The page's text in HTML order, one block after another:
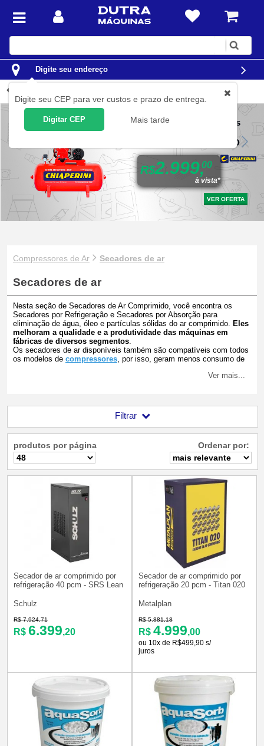
Digite
Digite seu endereço
Digite seu CEP para ver custos e prazo de entrega.
Digitar CEP Mais tarde
Compressor de ar 10 pés
monofásico - 10/110 RED
R$2.999,00
à vista*
VER OFERTA
Compressores de Ar Secadores de ar
Secadores de ar
Nesta seção de Secadores de Ar Comprimido, você encontra os
Secadores por Refrigeração e Secadores por Absorção para
eliminação de água, óleo e partículas sólidas do ar comprimido. Eles
melhoram a qualidade e a produtividade das máquinas em
fábricas de diversos segmentos.
Os secadores de ar disponíveis também são compatíveis com todos
os modelos de compressores, por isso, geram menos consumo de
Ver mais...
Filtrar
produtos por página Ordenar por:
Secador de ar comprimido por
refrigeração 40 pcm - SRS Lean
Schulz
R$ 7.924,71
R$ 6.399,20
Secador de ar comprimido por
refrigeração 20 pcm - Titan 020
Metalplan
R$ 5.881,18
R$ 4.999,00
ou 10x de R$499,90 s/
juros